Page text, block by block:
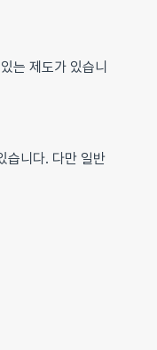
는 제도가 있습니
습니다. 다만 일반